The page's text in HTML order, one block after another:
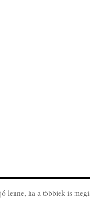
lenne, ha a többiek is